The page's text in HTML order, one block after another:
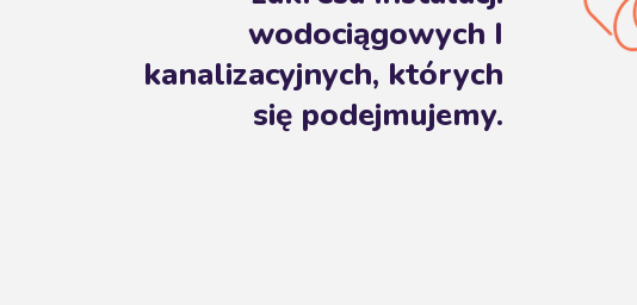
wodociągowych I
kanalizacyjnych, których
się podejmujemy.